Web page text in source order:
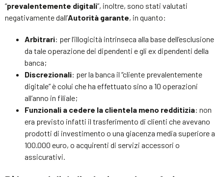
“prevalentemente digitali”, inoltre, sono stati valutati
negativamente dall’Autorità garante, in quanto:
Arbitrari: per l’illogicità intrinseca alla base dell’esclusione
da tale operazione dei dipendenti e gli ex dipendenti della
banca;
Discrezionali: per la banca il “cliente prevalentemente
digitale” è colui che ha effettuato sino a 10 operazioni
all’anno in filiale;
Funzionali a cedere la clientela meno redditizia: non
era previsto infatti il trasferimento di clienti che avevano
prodotti di investimento o una giacenza media superiore a
100.000 euro, o acquirenti di servizi accessori o
assicurativi.